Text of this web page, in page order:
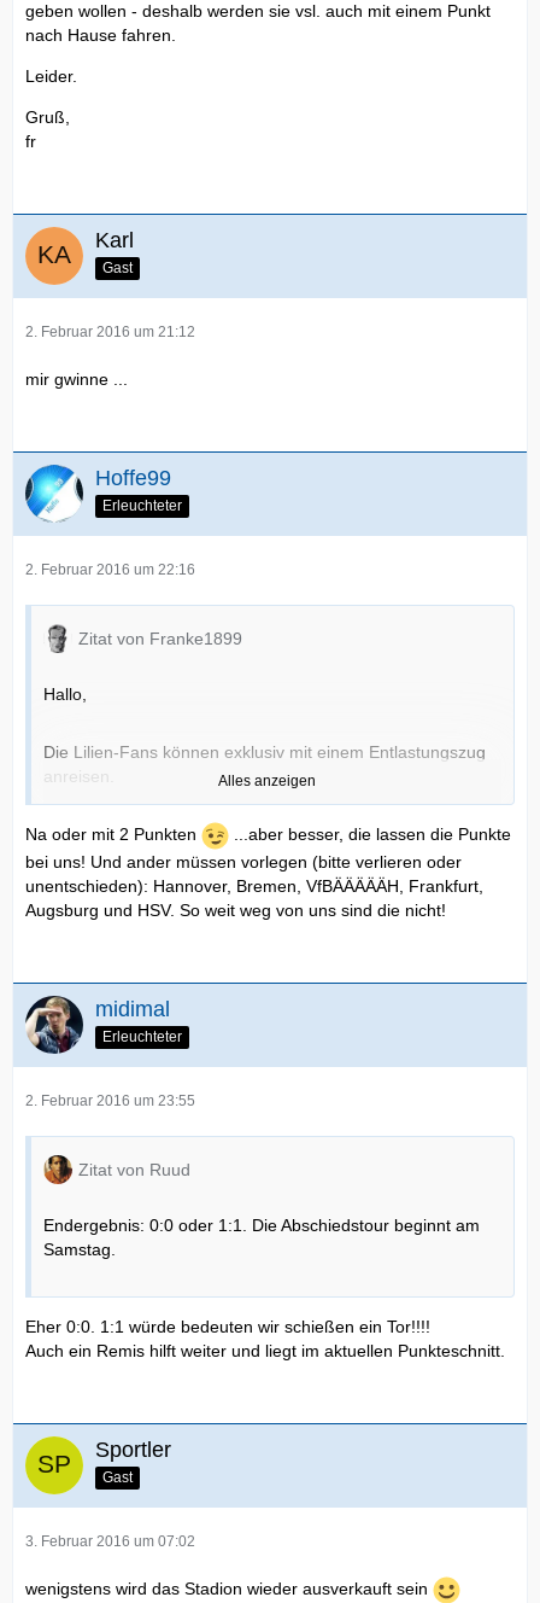
geben wollen - deshalb werden sie vsl. auch mit einem Punkt
nach Hause fahren.
Leider.
Gruß,
fr
Karl
Gast
2. Februar 2016 um 21:12
mir gwinne ...
Hoffe99
Erleuchteter
2. Februar 2016 um 22:16
Zitat von Franke1899
Hallo,
Die Lilien-Fans können exklusiv mit einem Entlastungszug
anreisen.
Entlastungszug nach Sinsheim
Es liegt jetzt an der TSG ob in diesem Zug bei der
Rückfahrt gefeiert wird oder eher nicht.
Lilien ziemlich überzeugt, die werden sich gegen uns keine
Blöse geben wollen - deshalb werden sie vsl. auch mit
einem Punkt nach Hause fahren.
Leider.
fr
Alles anzeigen
Na oder mit 2 Punkten
...aber besser, die lassen die Punkte
bei uns! Und ander müssen vorlegen (bitte verlieren oder
unentschieden): Hannover, Bremen, VfBÄÄÄÄÄH, Frankfurt,
Augsburg und HSV. So weit weg von uns sind die nicht!
midimal
Erleuchteter
2. Februar 2016 um 23:55
Zitat von Ruud
Endergebnis: 0:0 oder 1:1. Die Abschiedstour beginnt am
Samstag.
Eher 0:0. 1:1 würde bedeuten wir schießen ein Tor!!!!
Auch ein Remis hilft weiter und liegt im aktuellen Punkteschnitt.
Sportler
Gast
3. Februar 2016 um 07:02
wenigstens wird das Stadion wieder ausverkauft sein